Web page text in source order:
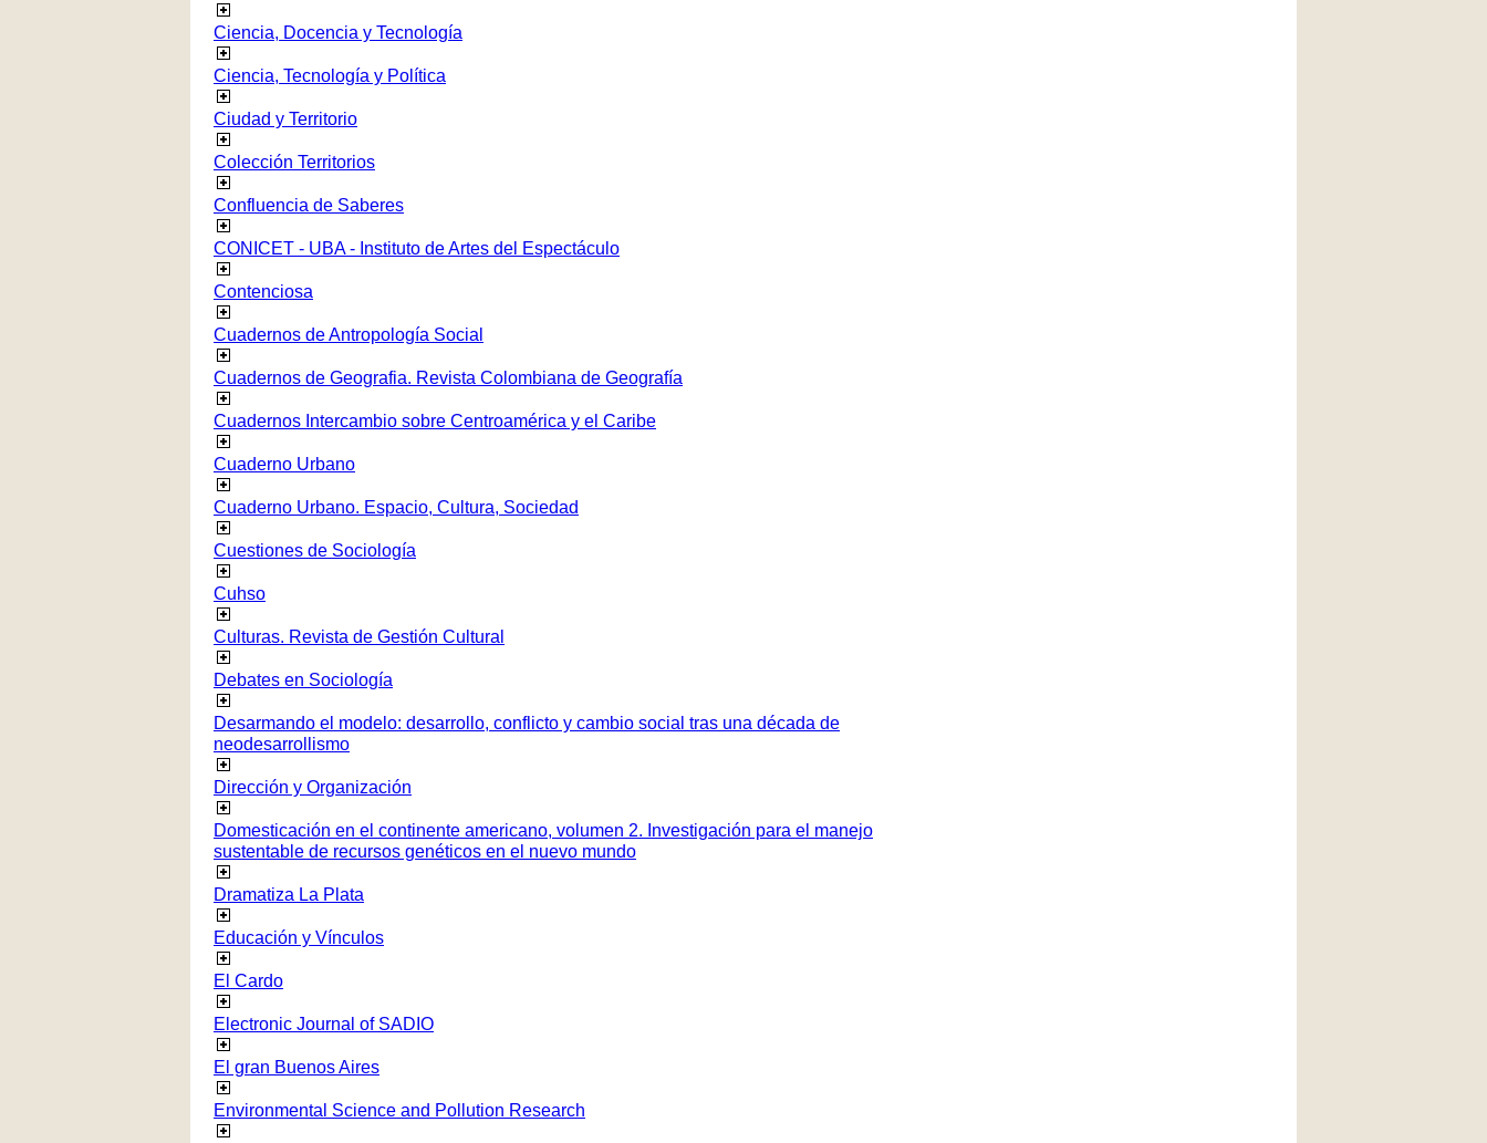
Ciencia, Docencia y Tecnología
Ciencia, Tecnología y Política
Ciudad y Territorio
Colección Territorios
Confluencia de Saberes
CONICET - UBA - Instituto de Artes del Espectáculo
Contenciosa
Cuadernos de Antropología Social
Cuadernos de Geografia. Revista Colombiana de Geografía
Cuadernos Intercambio sobre Centroamérica y el Caribe
Cuaderno Urbano
Cuaderno Urbano. Espacio, Cultura, Sociedad
Cuestiones de Sociología
Cuhso
Culturas. Revista de Gestión Cultural
Debates en Sociología
Desarmando el modelo: desarrollo, conflicto y cambio social tras una década de
neodesarrollismo
Dirección y Organización
Domesticación en el continente americano, volumen 2. Investigación para el manejo
sustentable de recursos genéticos en el nuevo mundo
Dramatiza La Plata
Educación y Vínculos
El Cardo
Electronic Journal of SADIO
El gran Buenos Aires
Environmental Science and Pollution Research